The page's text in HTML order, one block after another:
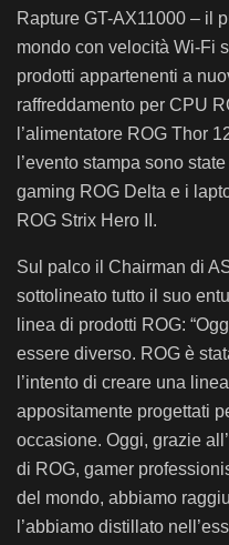
Rapture GT-AX11000 – il
mondo con velocità Wi-Fi
prodotti appartenenti a
raffreddamento per CPU
l’alimentatore ROG Thor
l’evento stampa sono
gaming ROG Delta e i
ROG Strix Hero II.
Sul palco il Chairman di
sottolineato tutto il suo
linea di prodotti ROG:
essere diverso. ROG è
l’intento di creare una
appositamente progettati
occasione. Oggi, grazie
di ROG, gamer
del mondo, abbiamo
l’abbiamo distillato